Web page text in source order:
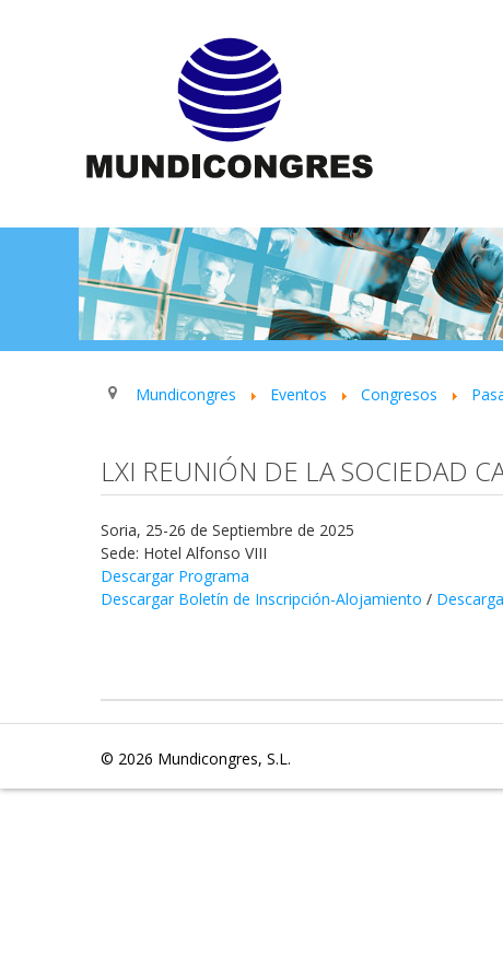
Mundicongres Eventos Congresos
LXI REUNIÓN DE LA SOCIEDAD
Soria, 25-26 de Septiembre de 2025
Sede: Hotel Alfonso VIII
Descargar Programa
Descargar Boletín de Inscripción-Alojamiento /
© 2026 Mundicongres, S.L.